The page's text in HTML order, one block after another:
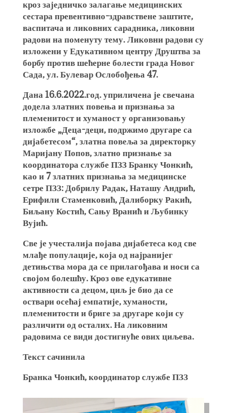
кроз заједничко залагање медицинских
сестара превентивно-здравствене заштите,
васпитача и ликовних сарадника, ликовни
радови на поменуту тему. Ликовни радови су
изложени у Едукативном центру Друштва за
борбу против шећерне болести града Новог
Сада, ул. Булевар Ослобођења 47.
Дана 16.6.2022.год. уприличена је свечана
додела златних повења и признања за
племенитост и хуманост у организовању
изложбе „Деца-деци, подржимо другаре са
дијабетесом“, златна повеља за директорку
Маријану Попов, златно признање за
координатора службе ПЗЗ Бранку Чонкић,
као и 7 златних признања за медицинске
сетре ПЗЗ: Добрилу Радак, Наташу Андрић,
Ерифили Стаменковић, Далиборку Ракић,
Биљану Костић, Сању Вранић и Љубинку
Вујић.
Све је учесталија појава дијабетеса код све
млађе популације, која од најранијег
детињства мора да се прилагођава и носи са
својом болешћу. Кроз ове едукативне
активности са децом, циљ је био да се
оствари осећај емпатије, хуманости,
племенитости и бриге за другаре који су
различити од осталих. На ликовним
радовима се види достигнуће ових циљева.
Текст сачинила
Бранка Чонкић, координатор службе ПЗЗ